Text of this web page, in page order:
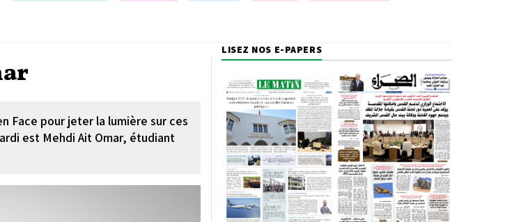
Morocco Today Forum
Bookclub
Face pour jeter la lumière sur ces
est Mehdi Ait Omar, étudiant
LISEZ NOS E-PAPERS